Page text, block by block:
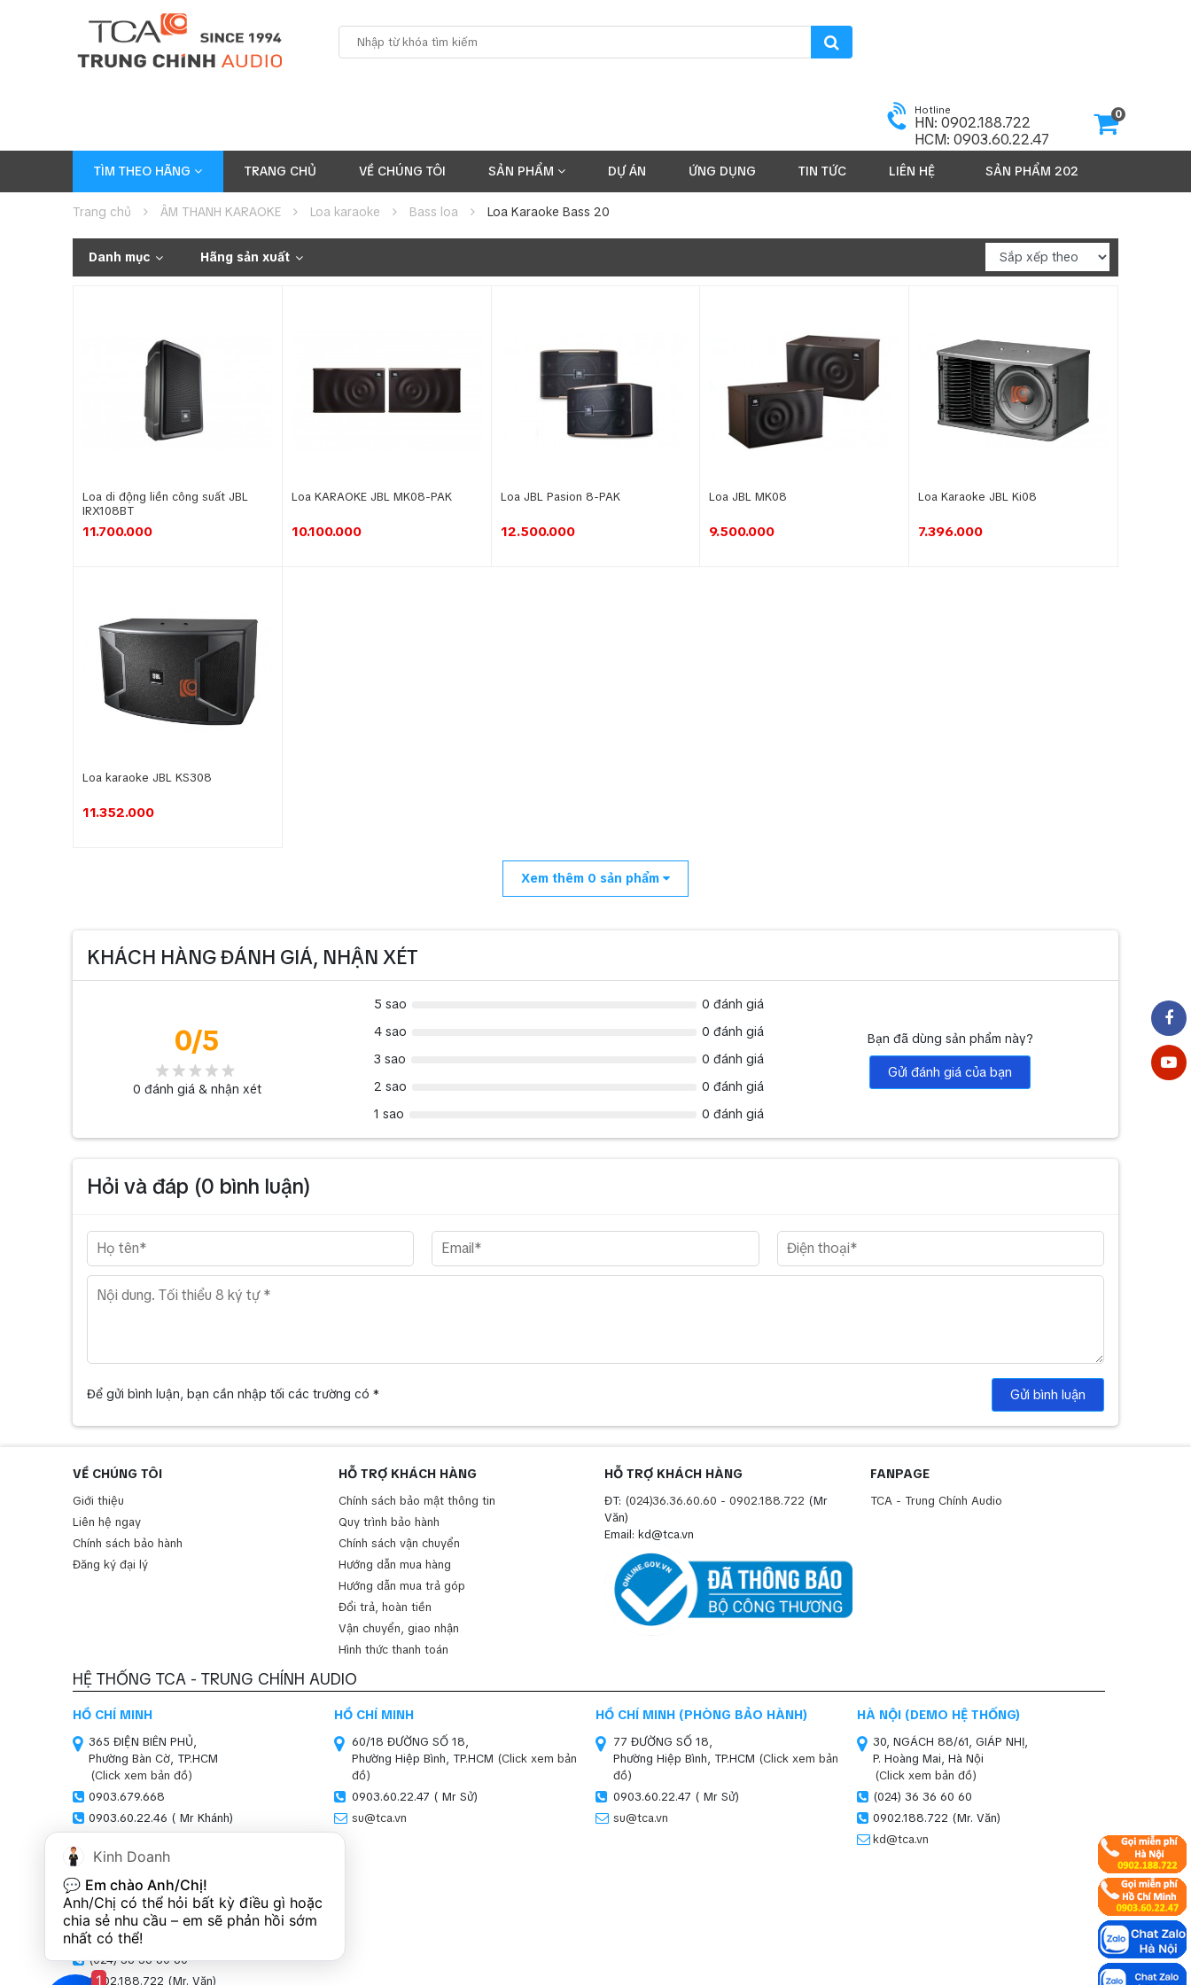
Hotline
HN: 0902.188.722
HCM: 0903.60.22.47
0
TÌM THEO HÃNG TRANG CHỦ VỀ CHÚNG TÔI SẢN PHẨM DỰ ÁN ỨNG DỤNG TIN TỨC LIÊN HỆ SẢN PHẨM 2026
Trang chủ ÂM THANH KARAOKE Loa karaoke Bass loa Loa Karaoke Bass 20
Danh mục Hãng sản xuất
Loa di động liền công suất JBL
IRX108BT
11.700.000
Loa KARAOKE JBL MK08-PAK
10.100.000
Loa JBL Pasion 8-PAK
12.500.000
Loa JBL MK08
9.500.000
Loa Karaoke JBL Ki08
7.396.000
Loa karaoke JBL KS308
11.352.000
Xem thêm 0 sản phẩm
KHÁCH HÀNG ĐÁNH GIÁ, NHẬN XÉT
0/5
0 đánh giá & nhận xét
5 sao
0 đánh giá
4 sao
0 đánh giá
3 sao
0 đánh giá
2 sao
0 đánh giá
1 sao
0 đánh giá
Bạn đã dùng sản phẩm này?
Gửi đánh giá của bạn
Hỏi và đáp (0 bình luận)
Để gửi bình luận, bạn cần nhập tối các trường có * Gửi bình luận
VỀ CHÚNG TÔI
Giới thiệu
Liên hệ ngay
Chính sách bảo hành
Đăng ký đại lý
HỖ TRỢ KHÁCH HÀNG
Chính sách bảo mật thông tin
Quy trình bảo hành
Chính sách vận chuyển
Hướng dẫn mua hàng
Hướng dẫn mua trả góp
Đổi trả, hoàn tiền
Vận chuyển, giao nhận
Hình thức thanh toán
HỖ TRỢ KHÁCH HÀNG
ĐT: (024)36.36.60.60 - 0902.188.722 (Mr
Văn)
Email: kd@tca.vn
FANPAGE
TCA - Trung Chính Audio
HỆ THỐNG TCA - TRUNG CHÍNH AUDIO
HỒ CHÍ MINH
365 ĐIỆN BIÊN PHỦ,
Phường Bàn Cờ, TP.HCM
(Click xem bản đồ)
0903.679.668
0903.60.22.46 ( Mr Khánh)
HỒ CHÍ MINH
60/18 ĐƯỜNG SỐ 18,
Phường Hiệp Bình, TP.HCM (Click xem bản
đồ)
0903.60.22.47 ( Mr Sử)
su@tca.vn
HỒ CHÍ MINH (PHÒNG BẢO HÀNH)
77 ĐƯỜNG SỐ 18,
Phường Hiệp Bình, TP.HCM (Click xem bản
đồ)
0903.60.22.47 ( Mr Sử)
su@tca.vn
HÀ NỘI (DEMO HỆ THỐNG)
30, NGÁCH 88/61, GIÁP NHỊ,
P. Hoàng Mai, Hà Nội
(Click xem bản đồ)
(024) 36 36 60 60
0902.188.722 (Mr. Văn)
kd@tca.vn
HÀ NỘI (SHOWROOM)
SN 47-51, LOUIS XI,
Khu đô thị Louis,
P.Hoàng Mai, Hà Nội
(Click xem bản đồ)
(024) 36 36 60 60
0902.188.722 (Mr. Văn)
Kinh Doanh
💬 Em chào Anh/Chị!
Anh/Chị có thể hỏi bất kỳ điều gì hoặc
chia sẻ nhu cầu – em sẽ phản hồi sớm
nhất có thể!
1